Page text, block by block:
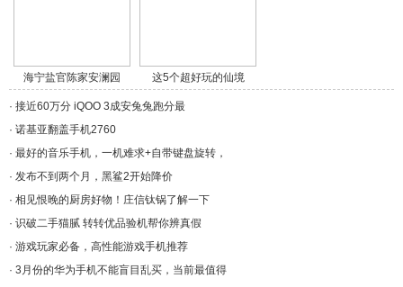
海宁盐官陈家安澜园
是/a>
这5个超好玩的仙境
· 接近60万分 iQOO 3成安兔兔跑分最
· 诺基亚翻盖手机2760
· 最好的音乐手机，一机难求+自带键盘旋转，
· 发布不到两个月，黑鲨2开始降价
· 相见恨晚的厨房好物！庄信钛锅了解一下
· 识破二手猫腻 转转优品验机帮你辨真假
· 游戏玩家必备，高性能游戏手机推荐
· 3月份的华为手机不能盲目乱买，当前最值得